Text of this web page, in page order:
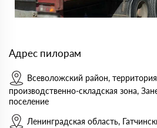
Адрес пилорам
Всеволожский район,
производственно-складская зона,
поселение
Ленинградская область,